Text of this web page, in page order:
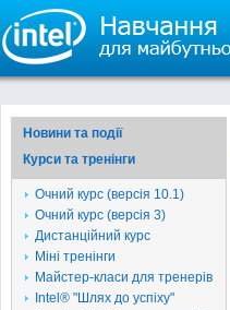
Новини та події
Курси та тренінги
Очний курс (версія 10.1)
Очний курс (версія 3)
Дистанційний курс
Міні тренінги
Майстер-класи для тренерів
Intel® "Шлях до успіху"